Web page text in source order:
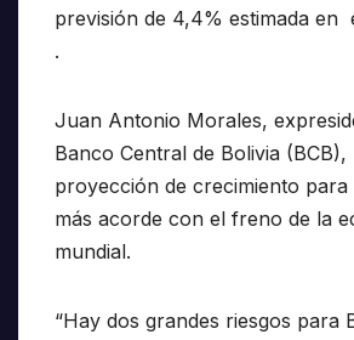
previsión de 4,4% estimada
.
Juan Antonio Morales,
Banco Central de Bolivia
proyección de crecimiento para
más acorde con el freno de la
mundial.
“Hay dos grandes riesgos para